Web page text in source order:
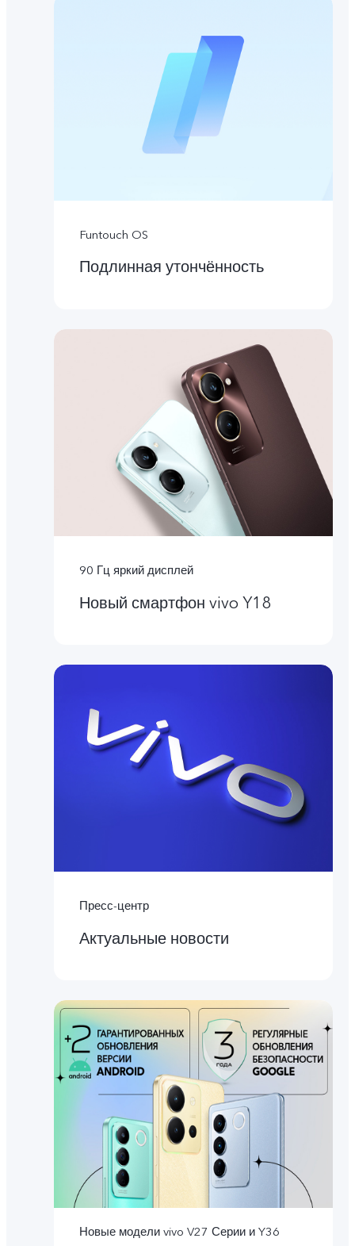
Funtouch OS
Подлинная утончённость
90 Гц яркий дисплей
Новый смартфон vivo Y18
Пресс-центр
Актуальные новости
Новые модели vivo V27 Серии и Y36